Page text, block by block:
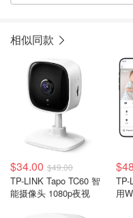
相似同款
$34.00 $49.00
TP-LINK Tapo TC60 智
能摄像头 1080p夜视
TP-
用